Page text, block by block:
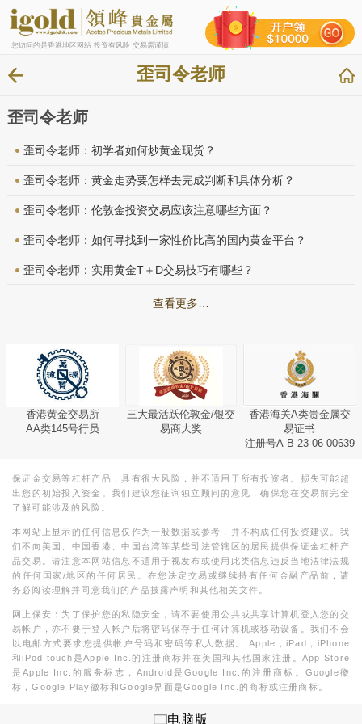
您访问的是香港地区网站 投资有风险 交易需谨慎
歪司令老师
歪司令老师
歪司令老师：初学者如何炒黄金现货？
歪司令老师：黄金走势要怎样去完成判断和具体分析？
歪司令老师：伦敦金投资交易应该注意哪些方面？
歪司令老师：如何寻找到一家性价比高的国内黄金平台？
歪司令老师：实用黄金T＋D交易技巧有哪些？
查看更多…
香港黄金交易所
AA类145号行员
三大最活跃伦敦金/银交
易商大奖
香港海关A类贵金属交
易证书
注册号A-B-23-06-00639
保证金交易等杠杆产品，具有很大风险，并不适用于所有投资者。损失可能超
出您的初始投入资金。我们建议您征询独立顾问的意见，确保您在交易前完全
了解可能涉及的风险。
本网站上显示的任何信息仅作为一般数据或参考，并不构成任何投资建议。我
们不向美国、中国香港、中国台湾等某些司法管辖区的居民提供保证金杠杆产
品交易。请注意本网站信息不适用于视发布或使用此类信息违反当地法律法规
的任何国家/地区的任何居民。在您决定交易或继续持有任何金融产品前，请
务必阅读理解并同意我们的产品披露声明和其他相关文件。
网上保安：为了保护您的私隐安全，请不要使用公共或共享计算机登入您的交
易帐户，亦不要于登入帐户后将密码保存于任何计算机或移动设备。我们不会
以电邮方式要求您提供帐户号码和密码等私人数据。 Apple，iPad，iPhone
和iPod touch是Apple Inc.的注册商标并在美国和其他国家注册。App Store
是Apple Inc.的服务标志，Android是Google Inc.的注册商标。Google徽
标，Google Play徽标和Google界面是Google Inc.的商标或注册商标。
电脑版